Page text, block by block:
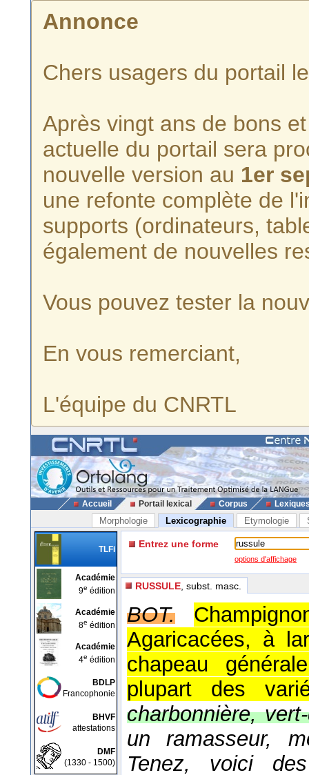
Annonce
Chers usagers du portail
Après vingt ans de bons
actuelle du portail sera
nouvelle version au 1er
une refonte complète de
supports (ordinateurs,
également de nouvelles
Vous pouvez tester la
En vous remerciant,
L'équipe du CNRTL
Accueil Portail lexical Corpus
Morphologie Lexicographie Etymologie
TLFi
Académie
9e édition
Académie
8e édition
Académie
4e édition
BDLP
Francophonie
BHVF
attestations
DMF
(1330 - 1500)
Entrez une forme
options d'affichage
RUSSULE , subst. masc.
BOT.
Agaricacées, à
chapeau
plupart des
charbonnière,
un ramasseur,
Tenez, voici